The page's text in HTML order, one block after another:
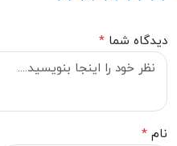
دیدگاه شما *
نام *